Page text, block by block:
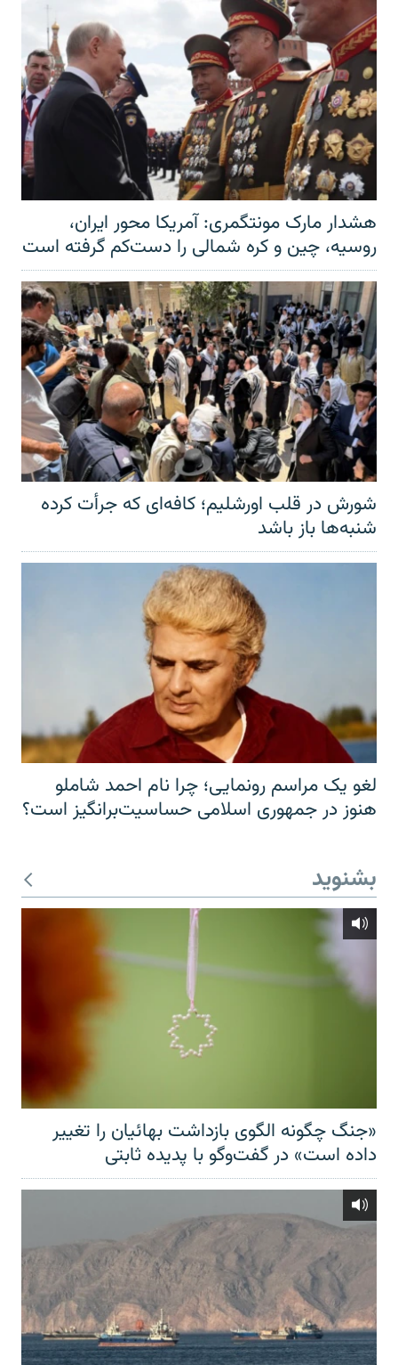
هشدار مارک مونتگمری: آمریکا محور ایران،
روسیه، چین و کره شمالی را دست‌کم گرفته است
شورش در قلب اورشلیم؛ کافه‌ای که جرأت کرده
شنبه‌ها باز باشد
لغو یک مراسم رونمایی؛ چرا نام احمد شاملو
هنوز در جمهوری اسلامی حساسیت‌برانگیز است؟
بشنوید
«جنگ چگونه الگوی بازداشت بهائیان را تغییر
داده است» در گفت‌وگو با پدیده ثابتی